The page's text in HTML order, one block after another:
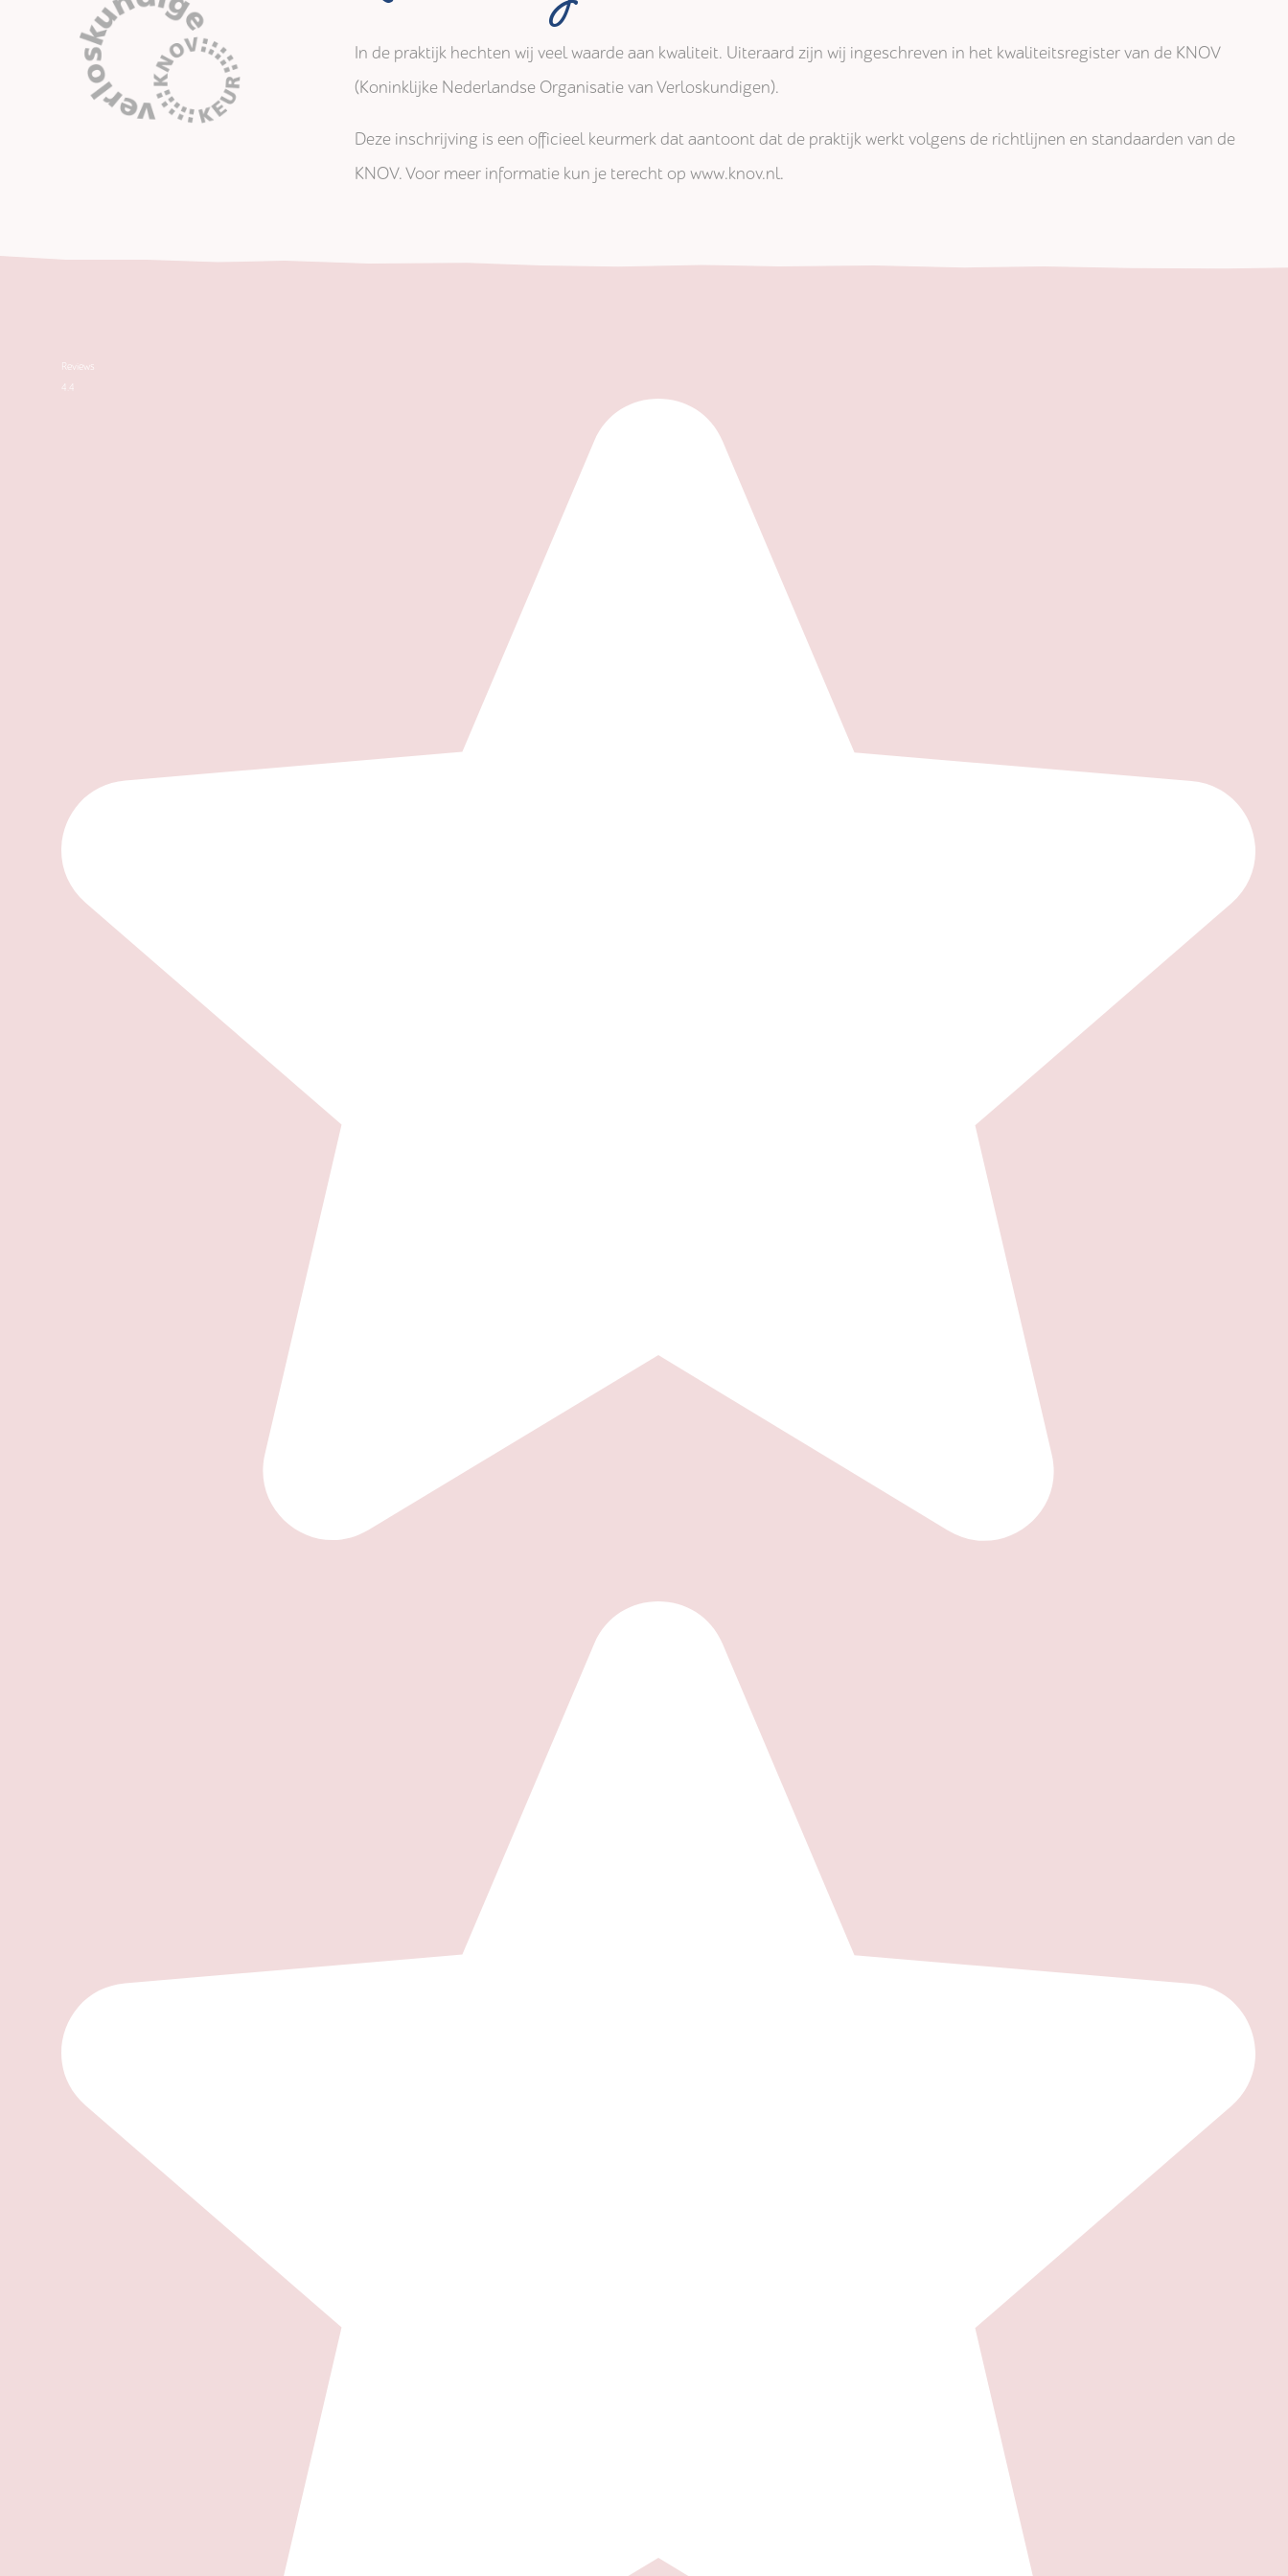
In de praktijk hechten wij veel waarde aan kwaliteit. Uiteraard zijn wij ingeschreven in het kwaliteitsregister van de KNOV
(Koninklijke Nederlandse Organisatie van Verloskundigen).
Deze inschrijving is een officieel keurmerk dat aantoont dat de praktijk werkt volgens de richtlijnen en standaarden van de
KNOV. Voor meer informatie kun je terecht op www.knov.nl.
Reviews